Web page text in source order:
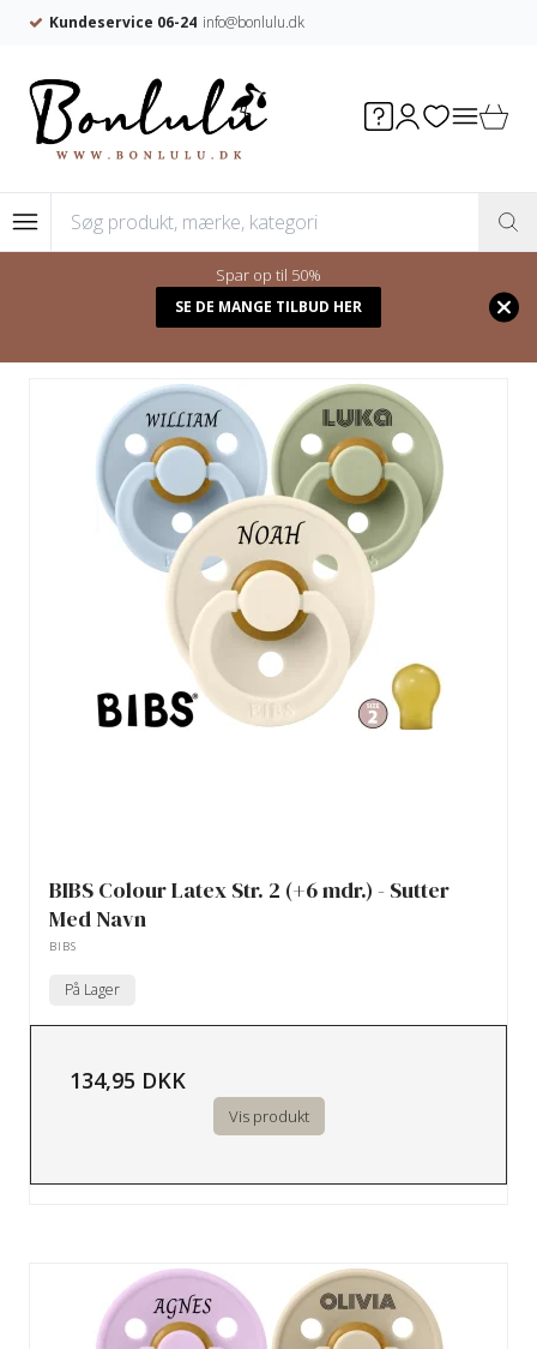
Kundeservice 06-24 info@bonlulu.dk
Spar op til 50%
SE DE MANGE TILBUD HER
/ Sutter med navn /
BIBS Colour Latex Str. 2 (+6 mdr.) - Sutter
Med Navn
BIBS
På Lager
134,95 DKK
Vis produkt